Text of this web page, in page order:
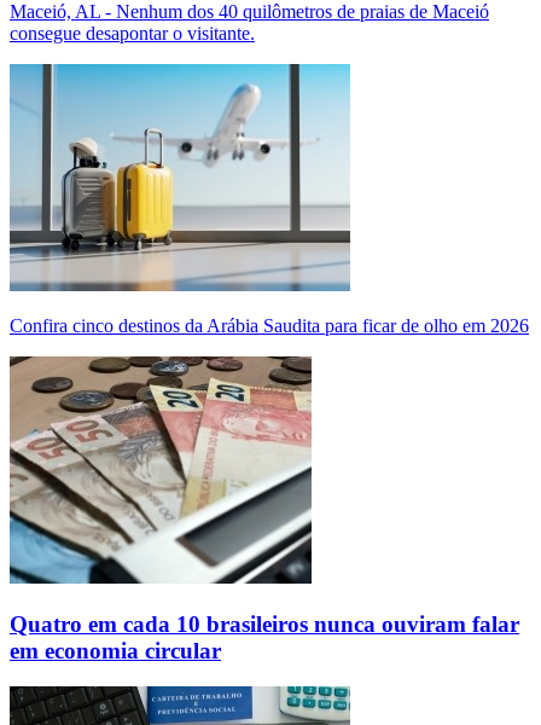
Maceió, AL - Nenhum dos 40 quilômetros de praias de Maceió
consegue desapontar o visitante.
Confira cinco destinos da Arábia Saudita para ficar de olho em 2026
Quatro em cada 10 brasileiros nunca ouviram falar
em economia circular